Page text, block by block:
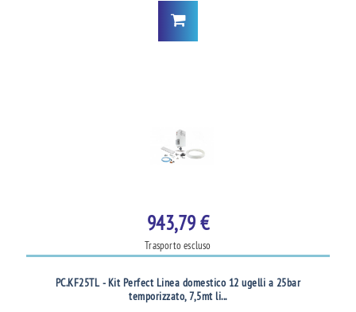
943,79 €
Trasporto escluso
PC.KF25TL - Kit Perfect Linea domestico 12 ugelli a 25bar
temporizzato, 7,5mt li...